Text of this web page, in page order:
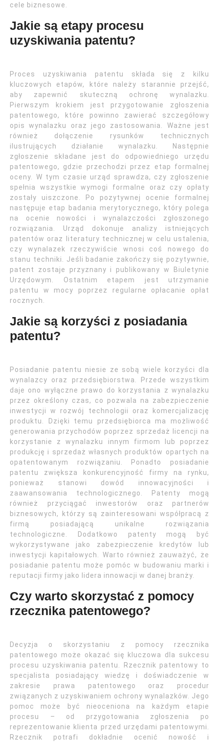
cele biznesowe.
Jakie są etapy procesu
uzyskiwania patentu?
Proces uzyskiwania patentu składa się z kilku
kluczowych etapów, które należy starannie przejść,
aby zapewnić skuteczną ochronę wynalazku.
Pierwszym krokiem jest przygotowanie zgłoszenia
patentowego, które powinno zawierać szczegółowy
opis wynalazku oraz jego zastosowania. Ważne jest
również dołączenie rysunków technicznych
ilustrujących działanie wynalazku. Następnie
zgłoszenie składane jest do odpowiedniego urzędu
patentowego, gdzie przechodzi przez etap formalnej
oceny. W tym czasie urząd sprawdza, czy zgłoszenie
spełnia wszystkie wymogi formalne oraz czy opłaty
zostały uiszczone. Po pozytywnej ocenie formalnej
następuje etap badania merytorycznego, który polega
na ocenie nowości i wynalazczości zgłoszonego
rozwiązania. Urząd dokonuje analizy istniejących
patentów oraz literatury technicznej w celu ustalenia,
czy wynalazek rzeczywiście wnosi coś nowego do
stanu techniki. Jeśli badanie zakończy się pozytywnie,
patent zostaje przyznany i publikowany w Biuletynie
Urzędowym. Ostatnim etapem jest utrzymanie
patentu w mocy poprzez regularne opłacanie opłat
rocznych.
Jakie są korzyści z posiadania
patentu?
Posiadanie patentu niesie ze sobą wiele korzyści dla
wynalazcy oraz przedsiębiorstwa. Przede wszystkim
daje ono wyłączne prawo do korzystania z wynalazku
przez określony czas, co pozwala na zabezpieczenie
inwestycji w rozwój technologii oraz komercjalizację
produktu. Dzięki temu przedsiębiorca ma możliwość
generowania przychodów poprzez sprzedaż licencji na
korzystanie z wynalazku innym firmom lub poprzez
produkcję i sprzedaż własnych produktów opartych na
opatentowanym rozwiązaniu. Ponadto posiadanie
patentu zwiększa konkurencyjność firmy na rynku,
ponieważ stanowi dowód innowacyjności i
zaawansowania technologicznego. Patenty mogą
również przyciągać inwestorów oraz partnerów
biznesowych, którzy są zainteresowani współpracą z
firmą posiadającą unikalne rozwiązania
technologiczne. Dodatkowo patenty mogą być
wykorzystywane jako zabezpieczenie kredytów lub
inwestycji kapitałowych. Warto również zauważyć, że
posiadanie patentu może pomóc w budowaniu marki i
reputacji firmy jako lidera innowacji w danej branży.
Czy warto skorzystać z pomocy
rzecznika patentowego?
Decyzja o skorzystaniu z pomocy rzecznika
patentowego może okazać się kluczowa dla sukcesu
procesu uzyskiwania patentu. Rzecznik patentowy to
specjalista posiadający wiedzę i doświadczenie w
zakresie prawa patentowego oraz procedur
związanych z uzyskiwaniem ochrony wynalazków. Jego
pomoc może być nieoceniona na każdym etapie
procesu – od przygotowania zgłoszenia po
reprezentowanie klienta przed urzędami patentowymi.
Rzecznik potrafi dokładnie ocenić nowość i